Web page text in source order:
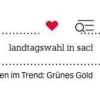

taz zahl ich
landtagswahl in
im Trend: Grünes Gold